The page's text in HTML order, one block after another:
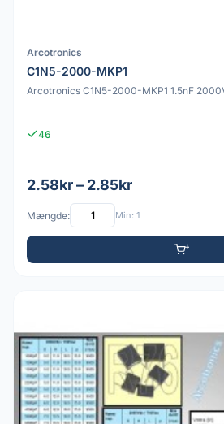
Arcotronics
C1N5-2000-MKP1
Arcotronics C1N5-2000-MKP1 1.5nF
46
2.58kr – 2.85kr
Mængde: Min: 1